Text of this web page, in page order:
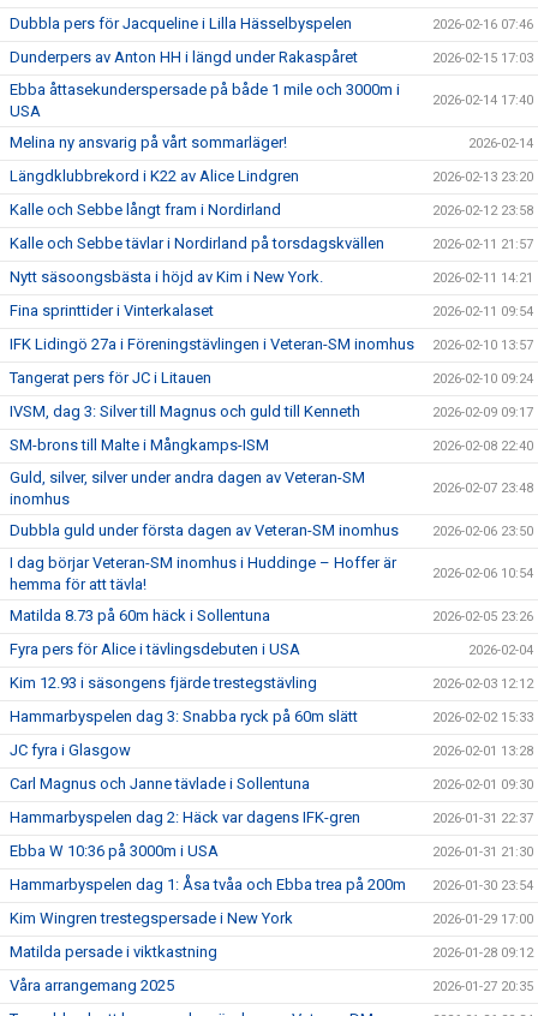
Dubbla pers för Jacqueline i Lilla Hässelbyspelen 2026-02-16 07:46
Dunderpers av Anton HH i längd under Rakaspåret 2026-02-15 17:03
Ebba åttasekunderspersade på både 1 mile och 3000m i
USA
2026-02-14 17:40
Melina ny ansvarig på vårt sommarläger! 2026-02-14
Längdklubbrekord i K22 av Alice Lindgren 2026-02-13 23:20
Kalle och Sebbe långt fram i Nordirland 2026-02-12 23:58
Kalle och Sebbe tävlar i Nordirland på torsdagskvällen 2026-02-11 21:57
Nytt säsoongsbästa i höjd av Kim i New York. 2026-02-11 14:21
Fina sprinttider i Vinterkalaset 2026-02-11 09:54
IFK Lidingö 27a i Föreningstävlingen i Veteran-SM inomhus 2026-02-10 13:57
Tangerat pers för JC i Litauen 2026-02-10 09:24
IVSM, dag 3: Silver till Magnus och guld till Kenneth 2026-02-09 09:17
SM-brons till Malte i Mångkamps-ISM 2026-02-08 22:40
Guld, silver, silver under andra dagen av Veteran-SM
inomhus
2026-02-07 23:48
Dubbla guld under första dagen av Veteran-SM inomhus 2026-02-06 23:50
I dag börjar Veteran-SM inomhus i Huddinge – Hoffer är
hemma för att tävla!
2026-02-06 10:54
Matilda 8.73 på 60m häck i Sollentuna 2026-02-05 23:26
Fyra pers för Alice i tävlingsdebuten i USA 2026-02-04
Kim 12.93 i säsongens fjärde trestegstävling 2026-02-03 12:12
Hammarbyspelen dag 3: Snabba ryck på 60m slätt 2026-02-02 15:33
JC fyra i Glasgow 2026-02-01 13:28
Carl Magnus och Janne tävlade i Sollentuna 2026-02-01 09:30
Hammarbyspelen dag 2: Häck var dagens IFK-gren 2026-01-31 22:37
Ebba W 10:36 på 3000m i USA 2026-01-31 21:30
Hammarbyspelen dag 1: Åsa tvåa och Ebba trea på 200m 2026-01-30 23:54
Kim Wingren trestegspersade i New York 2026-01-29 17:00
Matilda persade i viktkastning 2026-01-28 09:12
Våra arrangemang 2025 2026-01-27 20:35